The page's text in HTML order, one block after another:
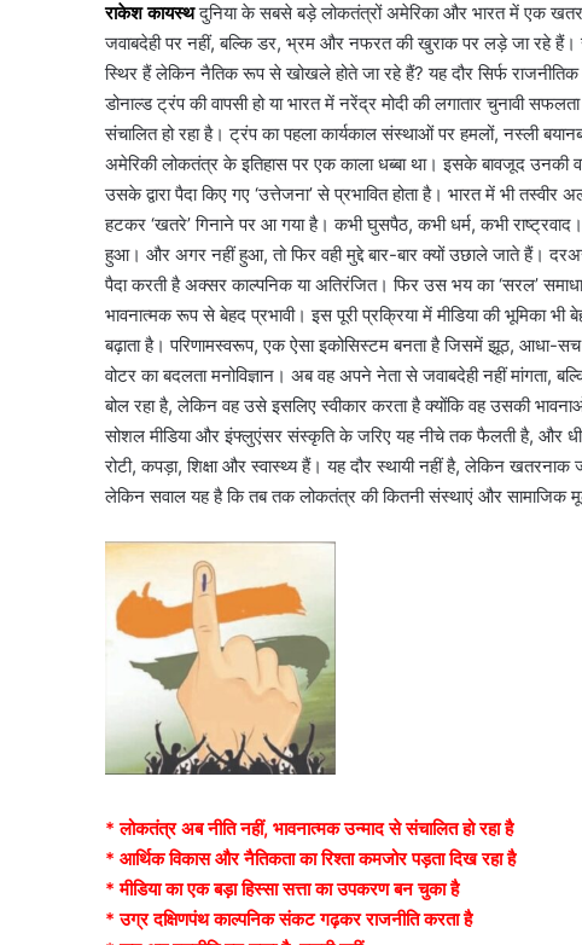
राकेश कायस्थ दुनिया के सबसे बड़े लोकतंत्रों अमेरिका और भारत में एक
जवाबदेही पर नहीं, बल्कि डर, भ्रम और नफरत की खुराक पर लड़े जा रहे हैं।
स्थिर हैं लेकिन नैतिक रूप से खोखले होते जा रहे हैं? यह दौर सिर्फ
डोनाल्ड ट्रंप की वापसी हो या भारत में नरेंद्र मोदी की लगातार चुनावी
संचालित हो रहा है। ट्रंप का पहला कार्यकाल संस्थाओं पर हमलों, नस्ली
अमेरिकी लोकतंत्र के इतिहास पर एक काला धब्बा था। इसके बावजूद उनकी
उसके द्वारा पैदा किए गए ‘उत्तेजना’ से प्रभावित होता है। भारत में भी
हटकर ‘खतरे’ गिनाने पर आ गया है। कभी घुसपैठ, कभी धर्म, कभी
हुआ। और अगर नहीं हुआ, तो फिर वही मुद्दे बार-बार क्यों उछाले जाते हैं।
पैदा करती है अक्सर काल्पनिक या अतिरंजित। फिर उस भय का ‘सरल’
भावनात्मक रूप से बेहद प्रभावी। इस पूरी प्रक्रिया में मीडिया की भूमिका
बढ़ाता है। परिणामस्वरूप, एक ऐसा इकोसिस्टम बनता है जिसमें झूठ,
वोटर का बदलता मनोविज्ञान। अब वह अपने नेता से जवाबदेही नहीं मांगता,
बोल रहा है, लेकिन वह उसे इसलिए स्वीकार करता है क्योंकि वह उसकी
सोशल मीडिया और इंफ्लुएंसर संस्कृति के जरिए यह नीचे तक फैलती है, और
रोटी, कपड़ा, शिक्षा और स्वास्थ्य हैं। यह दौर स्थायी नहीं है, लेकिन
लेकिन सवाल यह है कि तब तक लोकतंत्र की कितनी संस्थाएं और सामाजिक
* लोकतंत्र अब नीति नहीं, भावनात्मक उन्माद से संचालित हो रहा है
* आर्थिक विकास और नैतिकता का रिश्ता कमजोर पड़ता दिख रहा है
* मीडिया का एक बड़ा हिस्सा सत्ता का उपकरण बन चुका है
* उग्र दक्षिणपंथ काल्पनिक संकट गढ़कर राजनीति करता है